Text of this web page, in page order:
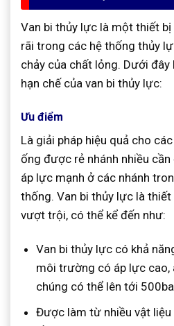
Van bi thủy lực là một thiết
rãi trong các hệ thống thủy
chảy của chất lỏng. Dưới
hạn chế của van bi thủy lực:
Ưu điểm
Là giải pháp hiệu quả cho
ống được rẻ nhánh nhiều
áp lực mạnh ở các nhánh
thống. Van bi thủy lực là
vượt trội, có thể kể đến như:
Van bi thủy lực có khả
môi trường có áp lực cao,
chúng có thể lên tới
Được làm từ nhiều vật liệu